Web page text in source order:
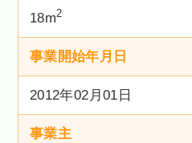
18m2
事業開始年月日
2012年02月01日
事業主